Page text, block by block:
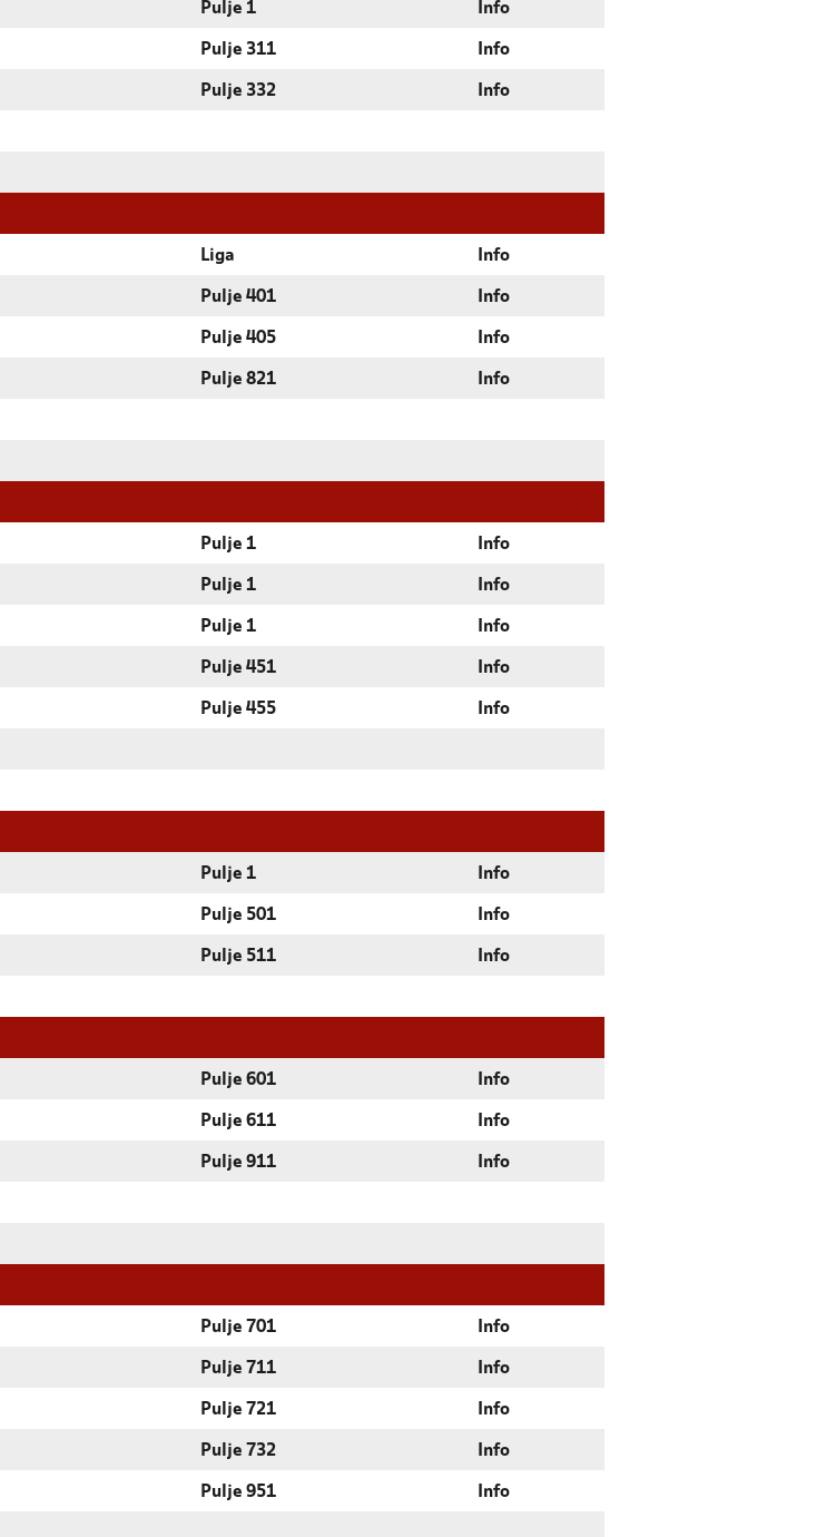
Pulje 1 Info
Pulje 311 Info
Pulje 332 Info
Liga Info
Pulje 401 Info
Pulje 405 Info
Pulje 821 Info
Pulje 1 Info
Pulje 1 Info
Pulje 1 Info
Pulje 451 Info
Pulje 455 Info
Pulje 1 Info
Pulje 501 Info
Pulje 511 Info
Pulje 601 Info
Pulje 611 Info
Pulje 911 Info
Pulje 701 Info
Pulje 711 Info
Pulje 721 Info
Pulje 732 Info
Pulje 951 Info